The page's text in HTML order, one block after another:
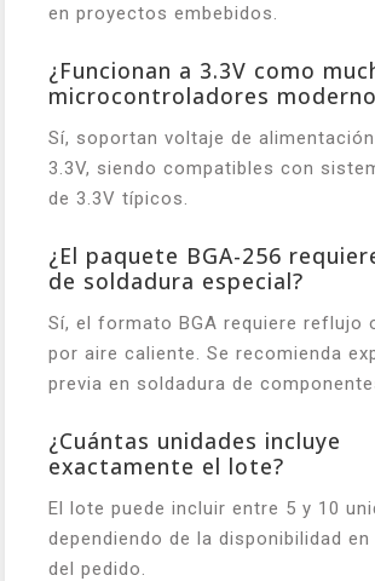
en proyectos embebidos.
¿Funcionan a 3.3V como
microcontroladores
Sí, soportan voltaje de
3.3V, siendo compatibles con
de 3.3V típicos.
¿El paquete BGA-256
de soldadura especial?
Sí, el formato BGA requiere reflujo
por aire caliente. Se recomienda
previa en soldadura de
¿Cuántas unidades incluye
exactamente el lote?
El lote puede incluir entre 5 y 10
dependiendo de la disponibilidad
del pedido.